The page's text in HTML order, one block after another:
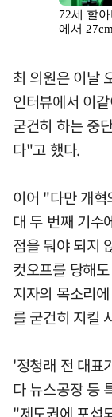
최 의원은 이날
인터뷰에서 이
굳건히 하는 중
다"고 했다.
이어 "다만 개
대 두 번째 기수
점을 둬야 되지
컷오프를 당해
지자의 목소리
를 굳건히 지킬
'정청래 전 대표
다 뉴스공장 등